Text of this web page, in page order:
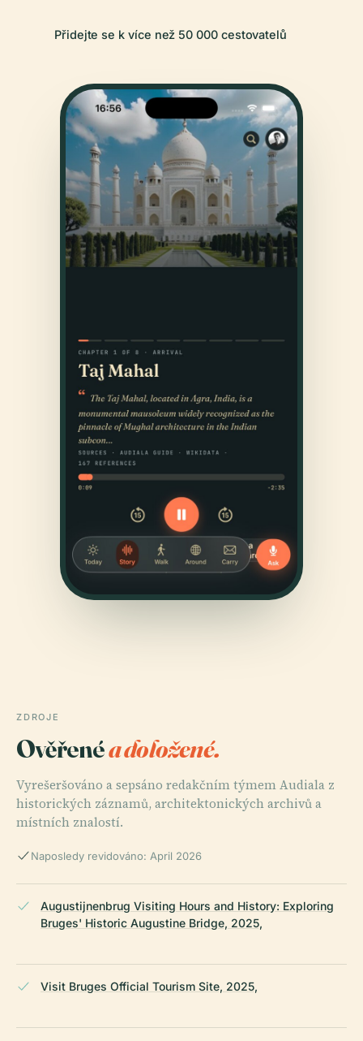
Přidejte se k více než 50 000 cestovatelů
ZDROJE
Ověřenéa doložené.
Vyrešeršováno a sepsáno redakčním týmem Audiala z
historických záznamů, architektonických archivů a
místních znalostí.
Naposledy revidováno: April 2026
Augustijnenbrug Visiting Hours and History: Exploring
Bruges' Historic Augustine Bridge, 2025,
Visit Bruges Official Tourism Site, 2025,